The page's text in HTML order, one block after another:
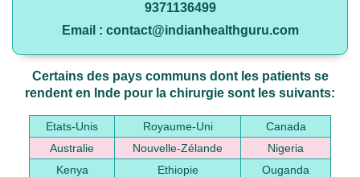
9371136499
Email : contact@indianhealthguru.com
Certains des pays communs dont les patients se
rendent en Inde pour la chirurgie sont les suivants:
Etats-Unis Royaume-Uni
Canada
Australie
Nouvelle-Zélande
Nigeria
Kenya
Ethiopie
Ouganda